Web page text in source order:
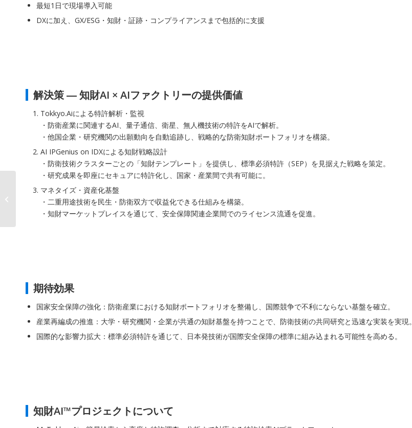
最短1日で現場導入可能
DXに加え、GX/ESG・知財・証跡・コンプライアンスまで包括的に支援
解決策 ― 知財AI × AIファクトリーの提供価値
Tokkyo.Aiによる特許解析・監視
・防衛産業に関連するAI、量子通信、衛星、無人機技術の特許をAIで解析。
・他国企業・研究機関の出願動向を自動追跡し、戦略的な防衛知財ポートフォリオを構築。
AI IPGenius on IDXによる知財戦略設計
・防衛技術クラスターごとの「知財テンプレート」を提供し、標準必須特許（SEP）を見据えた戦略を策定。
・研究成果を即座にセキュアに特許化し、国家・産業間で共有可能に。
マネタイズ・資産化基盤
・二重用途技術を民生・防衛双方で収益化できる仕組みを構築。
・知財マーケットプレイスを通じて、安全保障関連企業間でのライセンス流通を促進。
期待効果
国家安全保障の強化：防衛産業における知財ポートフォリオを整備し、国際競争で不利にならない基盤を確立。
産業再編成の推進：大学・研究機関・企業が共通の知財基盤を持つことで、防衛技術の共同研究と迅速な実装を実現。
国際的な影響力拡大：標準必須特許を通じて、日本発技術が国際安全保障の標準に組み込まれる可能性を高める。
知財AI™プロジェクトについて
新幹線型AI基盤”で産業
を再編 ─『AIファクトリ
ー』が日本発の標準に...